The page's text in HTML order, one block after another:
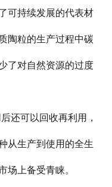
可持续发展的代表材
陶粒的生产过程中碳
了对自然资源的过度
还可以回收再利用，
从生产到使用的全生
场上备受青睐。